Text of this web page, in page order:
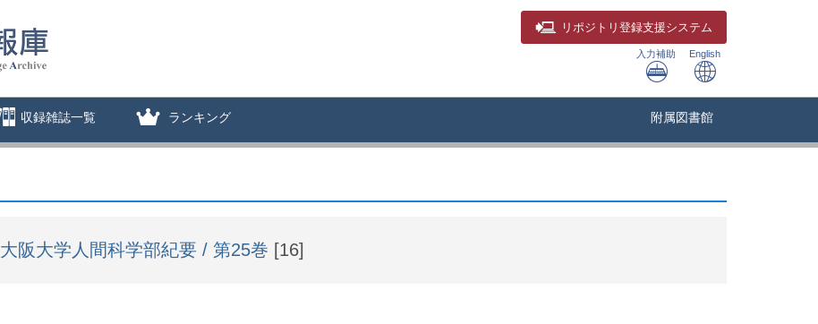
リポジトリ 登録支援システム
入力補助 English
収録雑誌一覧 ランキング 附属図書館
大阪大学人間科学部紀要 / 第25巻 [16]